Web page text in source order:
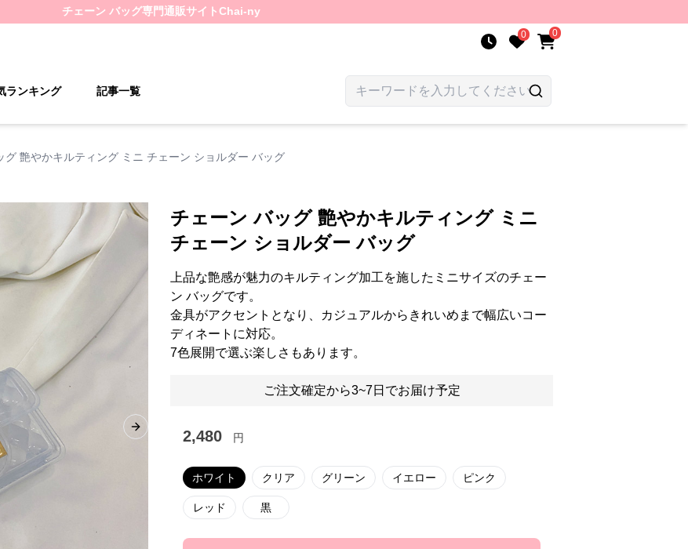
チェーン バッグ専門通販サイトChai-ny
0 0
ランキング 記事一覧
グ 艶やかキルティング ミニ チェーン ショルダー バッグ
Next slide
チェーン バッグ 艶やかキルティング ミニ
チェーン ショルダー バッグ
上品な艶感が魅力のキルティング加工を施したミニサイズのチェー
ン バッグです。
金具がアクセントとなり、カジュアルからきれいめまで幅広いコー
ディネートに対応。
7色展開で選ぶ楽しさもあります。
ご注文確定から3~7日でお届け予定
2,480 円
ホワイト クリア グリーン イエロー ピンク
レッド 黒